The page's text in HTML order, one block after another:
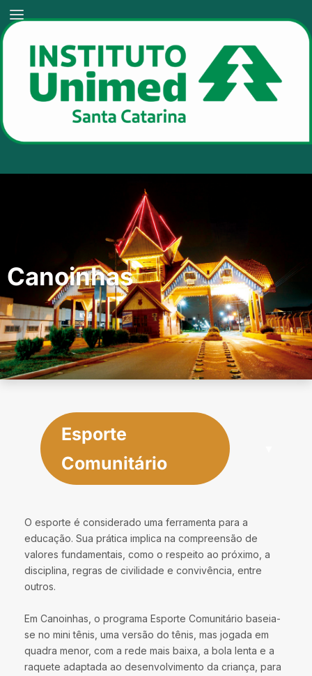
Canoinhas
Esporte
Comunitário
O esporte é considerado uma ferramenta para a
educação. Sua prática implica na compreensão de
valores fundamentais, como o respeito ao próximo, a
disciplina, regras de civilidade e convivência, entre
outros.
Em Canoinhas, o programa Esporte Comunitário baseia-
se no mini tênis, uma versão do tênis, mas jogada em
quadra menor, com a rede mais baixa, a bola lenta e a
raquete adaptada ao desenvolvimento da criança, para